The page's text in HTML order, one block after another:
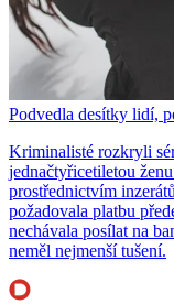
Podvedla desítky lidí,
Kriminalisté rozkryli
jednačtyřicetiletou
prostřednictvím
požadovala platbu
nechávala posílat na
neměl nejmenší tušení.